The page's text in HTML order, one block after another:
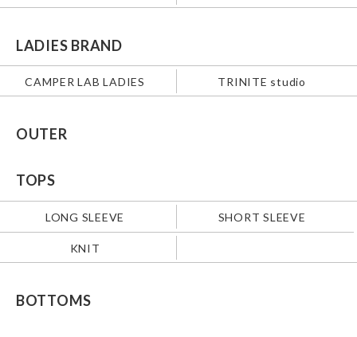
LADIES BRAND
CAMPER LAB LADIES TRINITE studio
OUTER
TOPS
LONG SLEEVE SHORT SLEEVE
KNIT
BOTTOMS